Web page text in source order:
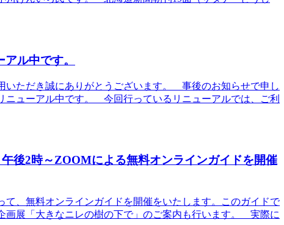
ル中です。
いただき誠にありがとうございます。 事後のお知らせで申し
ニューアル中です。 今回行っているリニューアルでは、ご利
後2時～ZOOMによる無料オンラインガイドを開催
、無料オンラインガイドを開催をいたします。このガイドで
画展「大きなニレの樹の下で」のご案内も行います。 実際に